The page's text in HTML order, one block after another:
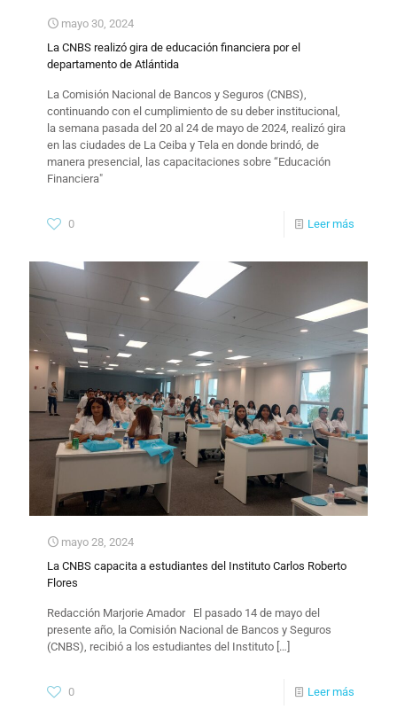
mayo 30, 2024
La CNBS realizó gira de educación financiera por el
departamento de Atlántida
La Comisión Nacional de Bancos y Seguros (CNBS),
continuando con el cumplimiento de su deber institucional,
la semana pasada del 20 al 24 de mayo de 2024, realizó gira
en las ciudades de La Ceiba y Tela en donde brindó, de
manera presencial, las capacitaciones sobre “Educación
Financiera"
0 Leer más
mayo 28, 2024
La CNBS capacita a estudiantes del Instituto Carlos Roberto
Flores
Redacción Marjorie Amador El pasado 14 de mayo del
presente año, la Comisión Nacional de Bancos y Seguros
(CNBS), recibió a los estudiantes del Instituto […]
0 Leer más